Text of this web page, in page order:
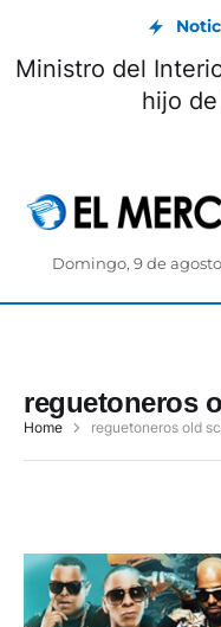
Ministro del
hijo
Domingo, 9 de
reguetoneros
Home reguetoneros old